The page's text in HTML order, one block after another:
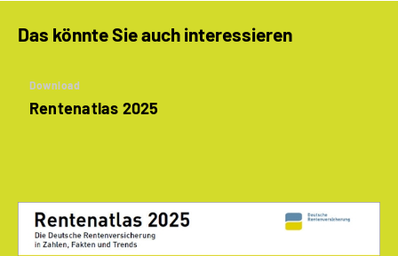
Das könnte Sie auch interessieren
Download
Rentenatlas 2025